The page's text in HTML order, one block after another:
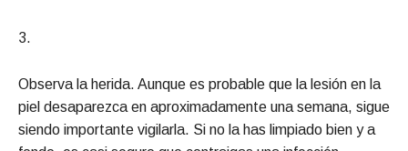
3.
Observa la herida. Aunque es probable que la lesión en la
piel desaparezca en aproximadamente una semana, sigue
siendo importante vigilarla. Si no la has limpiado bien y a